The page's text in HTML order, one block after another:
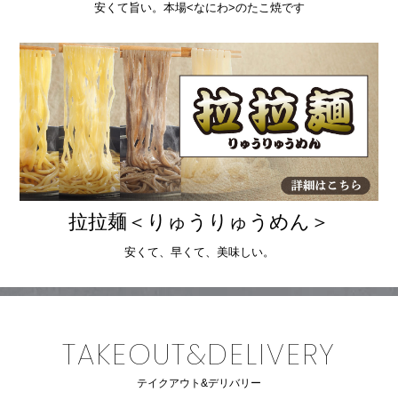
安くて旨い。本場<なにわ>のたこ焼です
拉拉麺＜りゅうりゅうめん＞
安くて、早くて、美味しい。
TAKEOUT&DELIVERY
テイクアウト&デリバリー